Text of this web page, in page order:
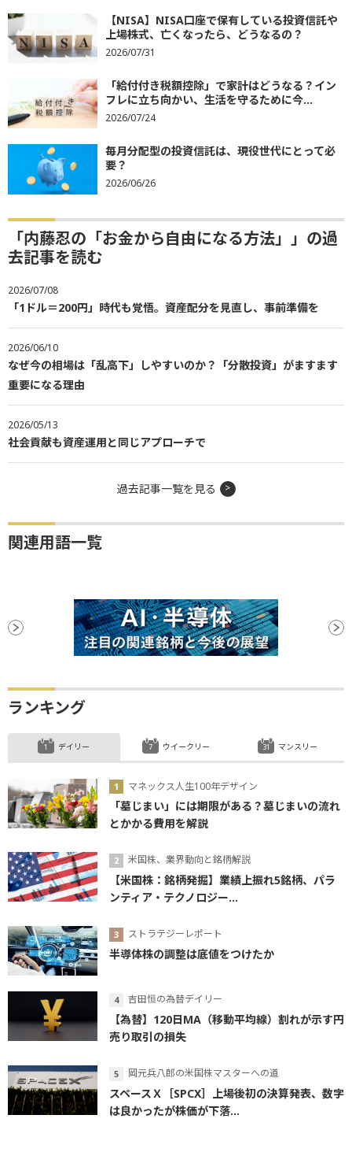
【NISA】NISA口座で保有している投資信託や
上場株式、亡くなったら、どうなるの？
2026/07/31
「給付付き税額控除」で家計はどうなる？イン
フレに立ち向かい、生活を守るために今...
2026/07/24
毎月分配型の投資信託は、現役世代にとって必
要？
2026/06/26
「内藤忍の「お金から自由になる方法」」の過
去記事を読む
2026/07/08
「1ドル＝200円」時代も覚悟。資産配分を見直し、事前準備を
2026/06/10
なぜ今の相場は「乱高下」しやすいのか？「分散投資」がますます
重要になる理由
2026/05/13
社会貢献も資産運用と同じアプローチで
過去記事一覧を見る
関連用語一覧
ランキング
デイリー
マネックス人生100年デザイン
「墓じまい」には期限がある？墓じまいの流れ
とかかる費用を解説
米国株、業界動向と銘柄解説
【米国株：銘柄発掘】業績上振れ5銘柄、パラ
ンティア・テクノロジー...
ストラテジーレポート
半導体株の調整は底値をつけたか
吉田恒の為替デイリー
【為替】120日MA（移動平均線）割れが示す円
売り取引の損失
岡元兵八郎の米国株マスターへの道
スペースＸ［SPCX］上場後初の決算発表、数字
は良かったが株価が下落...
ウイークリー マンスリー